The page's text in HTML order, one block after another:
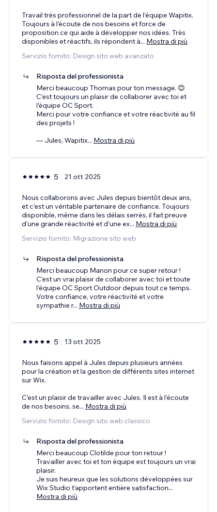
Travail très professionnel de la part de l’équipe Wapitix.
Toujours à l’écoute de nos besoins et force de
proposition ce qui aide à développer nos idées. Très
disponibles et réactifs, ils répondent à... Mostra di più
Servizio fornito: Design sito web avanzato
Risposta del professionista
Merci beaucoup Thomas pour ton message. 😊
C’est toujours un plaisir de collaborer avec toi et
l’équipe OC Sport.
Merci pour votre confiance et votre réactivité au fil
des projets !
— Jules, Wapitix... Mostra di più
5 21 ott 2025
Nous collaborons avec Jules depuis bientôt deux ans,
et c’est un véritable partenaire de confiance. Toujours
disponible, même dans les délais serrés, il fait preuve
d’une grande réactivité et d’une ex... Mostra di più
Servizio fornito: Migrazione sito web
Risposta del professionista
Merci beaucoup Manon pour ce super retour !
C’est un vrai plaisir de collaborer avec toi et toute
l’équipe OC Sport Outdoor depuis tout ce temps.
Votre confiance, votre réactivité et votre
sympathie r... Mostra di più
5 13 ott 2025
Nous faisons appel à Jules depuis plusieurs années
pour la création et la gestion de différents sites internet
sur Wix.
C’est un plaisir de travailler avec Jules. Il est à l’écoute
de nos besoins, se... Mostra di più
Servizio fornito: Design sito web classico
Risposta del professionista
Merci beaucoup Clotilde pour ton retour !
Travailler avec toi et ton équipe est toujours un vrai
plaisir.
Je suis heureux que les solutions développées sur
Wix Studio t’apportent entière satisfaction...
Mostra di più